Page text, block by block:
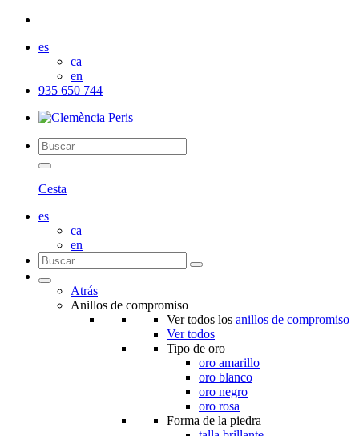
es
ca
en
935 650 744
Cesta
es
ca
en
Atrás
Anillos de compromiso
Ver todos los anillos de compromiso
Ver todos
Tipo de oro
oro amarillo
oro blanco
oro negro
oro rosa
Forma de la piedra